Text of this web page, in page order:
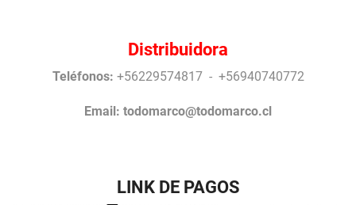
Distribuidora
Teléfonos: +56229574817 - +56940740772
Email: todomarco@todomarco.cl
LINK DE PAGOS